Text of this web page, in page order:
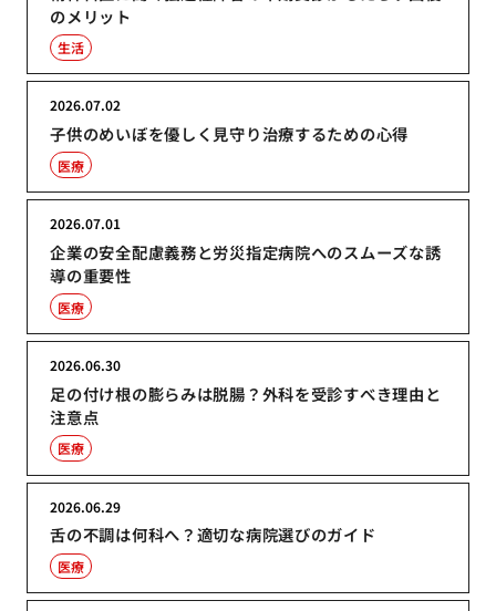
のメリット
生活
子供のめいぼを優しく見守り治療するための心得
2026.07.02
医療
企業の安全配慮義務と労災指定病院へのスムーズな誘
導の重要性
2026.07.01
医療
足の付け根の膨らみは脱腸？外科を受診すべき理由と
注意点
2026.06.30
医療
舌の不調は何科へ？適切な病院選びのガイド
2026.06.29
医療